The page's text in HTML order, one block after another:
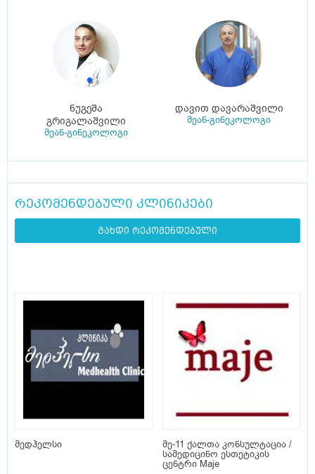
ნუგეშა
გრიგალაშვილი
მეან-გინეკოლოგი
დავით დავარაშვილი
მეან-გინეკოლოგი
რეკომენდებული კლინიკები
გახდი რეკომენდებული
მედჰელსი
მე-11 ქალთა კონსულტაცია /
სამედიცინო ესთეტიკის
ცენტრი Maje